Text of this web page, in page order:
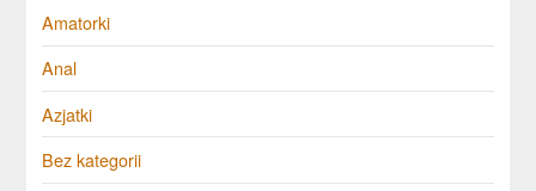
Amatorki
Anal
Azjatki
Bez kategorii